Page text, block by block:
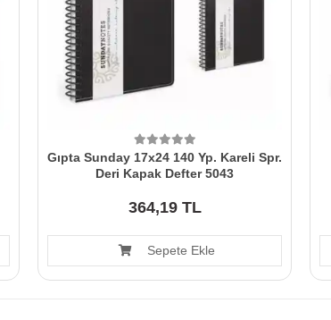
Gıpta Sunday 17x24 140 Yp. Kareli Spr.
Deri Kapak Defter 5043
364,19 TL
Sepete Ekle